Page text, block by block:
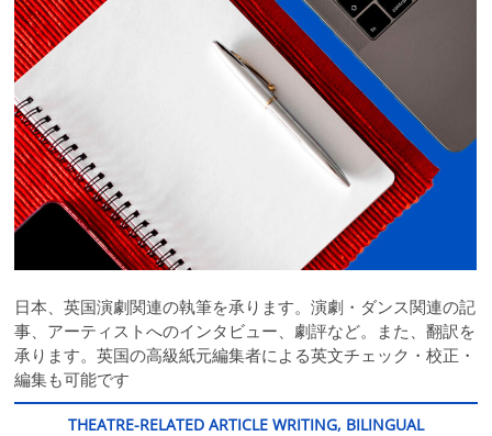
日本、英国演劇関連の執筆を承ります。演劇・ダンス関連の記
事、アーティストへのインタビュー、劇評など。また、翻訳を
承ります。英国の高級紙元編集者による英文チェック・校正・
編集も可能です
THEATRE-RELATED ARTICLE WRITING, BILINGUAL